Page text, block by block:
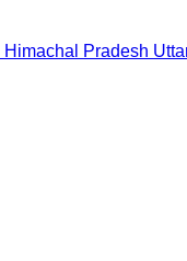
Himachal Pradesh